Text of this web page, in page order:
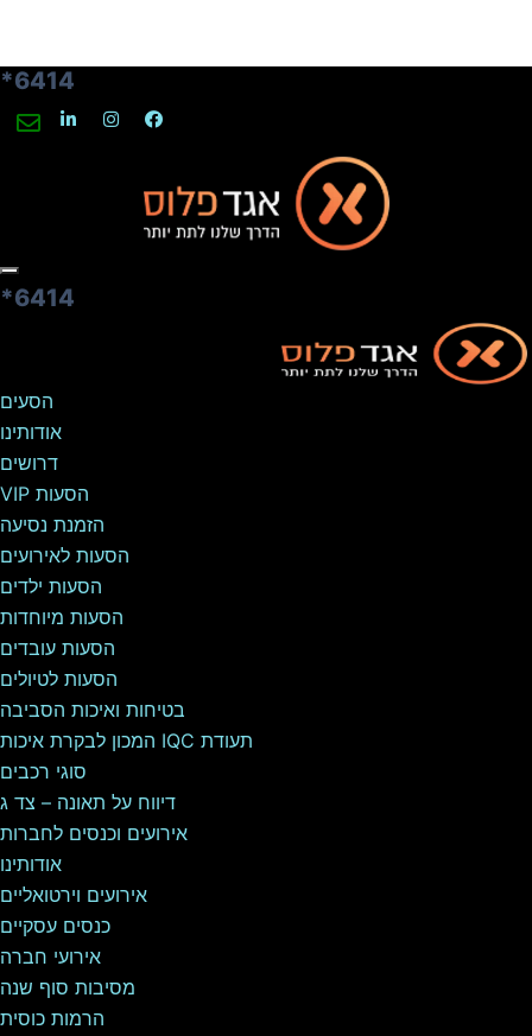
6414*
6414*
הסעים
אודותינו
דרושים
הסעות VIP
הזמנת נסיעה
הסעות לאירועים
הסעות ילדים
הסעות מיוחדות
הסעות עובדים
הסעות לטיולים
בטיחות ואיכות הסביבה
תעודת IQC המכון לבקרת איכות
סוגי רכבים
דיווח על תאונה – צד ג
אירועים וכנסים לחברות
אודותינו
אירועים וירטואליים
כנסים עסקיים
אירועי חברה
מסיבות סוף שנה
הרמות כוסית